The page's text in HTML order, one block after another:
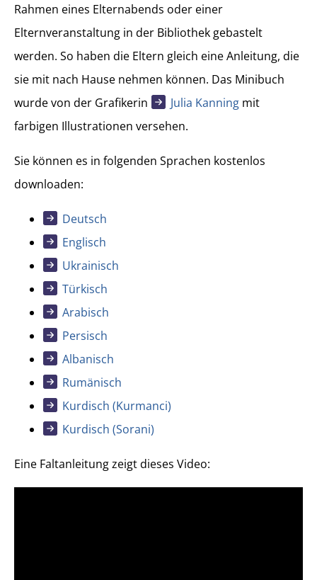
Rahmen eines Elternabends oder einer
Elternveranstaltung in der Bibliothek gebastelt
werden. So haben die Eltern gleich eine Anleitung, die
sie mit nach Hause nehmen können. Das Minibuch
wurde von der Grafikerin
Julia Kanning mit
farbigen Illustrationen versehen.
Sie können es in folgenden Sprachen kostenlos
downloaden:
Deutsch
Englisch
Ukrainisch
Türkisch
Arabisch
Persisch
Albanisch
Rumänisch
Kurdisch (Kurmanci)
Kurdisch (Sorani)
Eine Faltanleitung zeigt dieses Video: